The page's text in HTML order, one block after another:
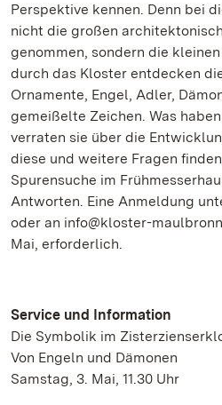
Perspektive kennen. Denn bei
nicht die großen
genommen, sondern die
durch das Kloster entdecken
Ornamente, Engel, Adler,
gemeißelte Zeichen. Was
verraten sie über die
diese und weitere Fragen
Spurensuche im
Antworten. Eine Anmeldung
oder an info@kloster-
Mai, erforderlich.
Service und Information
Die Symbolik im
Von Engeln und Dämonen
Samstag, 3. Mai, 11.30 Uhr